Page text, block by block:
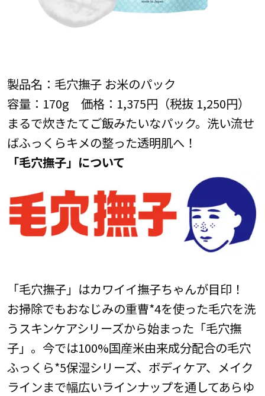
製品名：毛穴撫子 お米のパック
容量：170g 価格：1,375円（税抜 1,250円）
まるで炊きたてご飯みたいなパック。洗い流せ
ばふっくらキメの整った透明肌へ！
「毛穴撫子」について
「毛穴撫子」はカワイイ撫子ちゃんが目印！
お掃除でもおなじみの重曹*4を使った毛穴を洗
うスキンケアシリーズから始まった「毛穴撫
子」。今では100%国産米由来成分配合の毛穴
ふっくら*5保湿シリーズ、ボディケア、メイク
ラインまで幅広いラインナップを通してあらゆ